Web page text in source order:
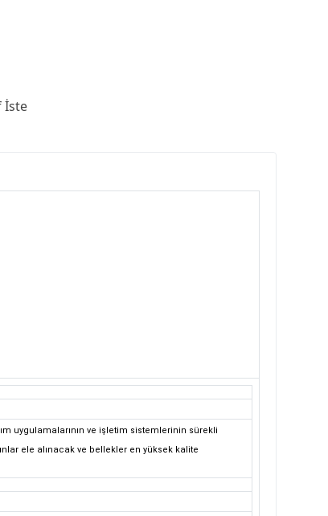
İste
uygulamalarının ve işletim sistemlerinin sürekli
ele alınacak ve bellekler en yüksek kalite